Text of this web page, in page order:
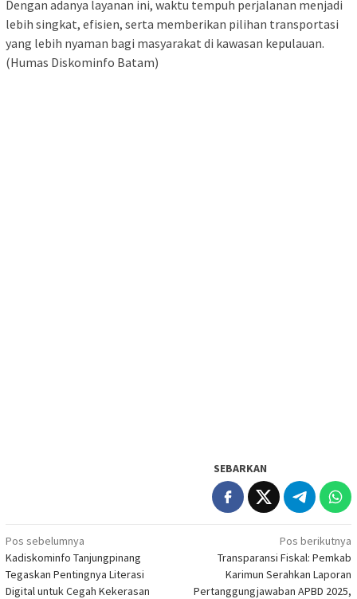
Dengan adanya layanan ini, waktu tempuh perjalanan menjadi
lebih singkat, efisien, serta memberikan pilihan transportasi
yang lebih nyaman bagi masyarakat di kawasan kepulauan.
(Humas Diskominfo Batam)
SEBARKAN
Navigasi
pos
Pos sebelumnya
Kadiskominfo Tanjungpinang
Tegaskan Pentingnya Literasi
Digital untuk Cegah Kekerasan
Pos berikutnya
Transparansi Fiskal: Pemkab
Karimun Serahkan Laporan
Pertanggungjawaban APBD 2025,